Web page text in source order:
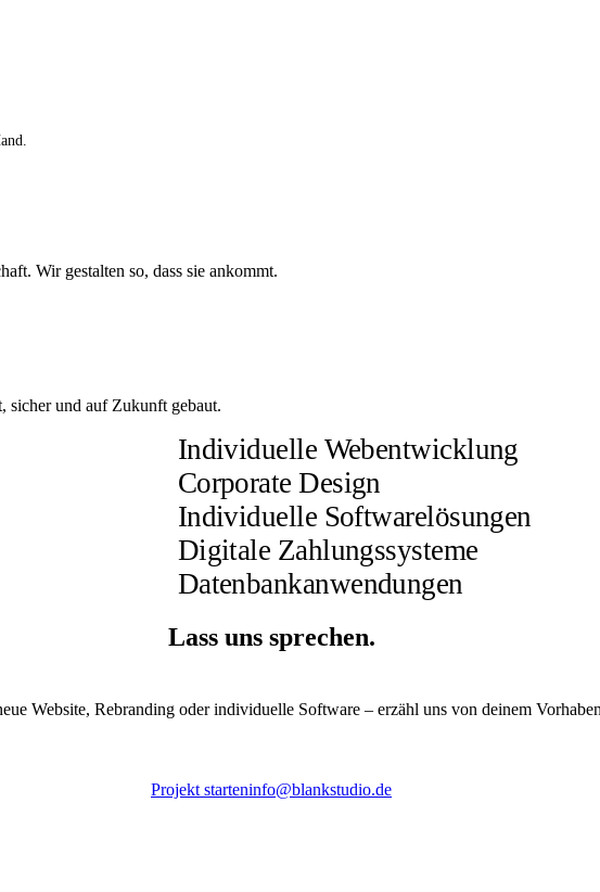
Wir gestalten so, dass sie ankommt.
sicher und auf Zukunft gebaut.
Individuelle Webentwicklung
Corporate Design
Individuelle Softwarelösungen
Digitale Zahlungssysteme
Datenbankanwendungen
Lass uns sprechen.
Website, Rebranding oder individuelle Software – erzähl uns von deinem
Projekt starteninfo@blankstudio.de